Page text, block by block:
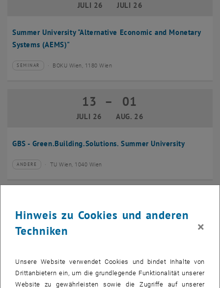
Summer University "Alternative Economic and Monetary
Systems (AEMS)"
JULI 26 JULI 26
Veranstaltungstyp:
SEMINAR
Veranstaltungsort:BOKU Wien, 1180 Wien
GBS - Green.Building.Solutions. Summer University
13
JULI 26
13 Juli 2026 bis 01 August 2026
– 01
AUG. 26
Veranstaltungstyp:
ANDERE
Veranstaltungsort:TU Wien, 1040 Wien
JULI 26 JULI 26
Veranstaltungstyp:
KONFERENZ
Veranstaltungsort:TU Wien, 1040 Wien
Hinweis zu Cookies und anderen
Techniken
×
Unsere Website verwendet Cookies und bindet Inhalte von
Drittanbietern ein, um die grundlegende Funktionalität unserer
Website zu gewährleisten sowie die Zugriffe auf unserer